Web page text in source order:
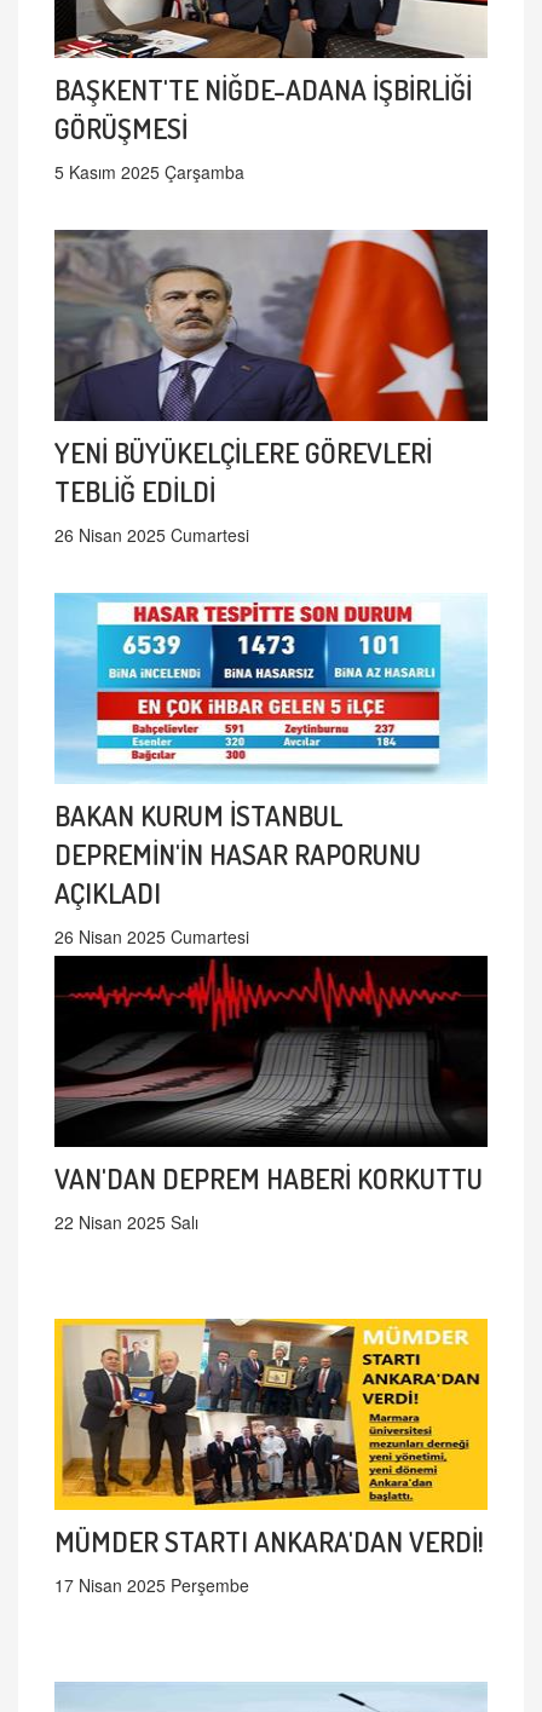
BAŞKENT'TE NİĞDE-ADANA İŞBİRLİĞİ
GÖRÜŞMESİ
5 Kasım 2025 Çarşamba
YENİ BÜYÜKELÇİLERE GÖREVLERİ
TEBLİĞ EDİLDİ
26 Nisan 2025 Cumartesi
BAKAN KURUM İSTANBUL
DEPREMİN'İN HASAR RAPORUNU
AÇIKLADI
26 Nisan 2025 Cumartesi
VAN'DAN DEPREM HABERİ KORKUTTU
22 Nisan 2025 Salı
MÜMDER STARTI ANKARA'DAN VERDİ!
17 Nisan 2025 Perşembe